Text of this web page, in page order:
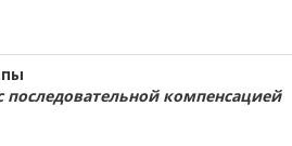
компенсацией